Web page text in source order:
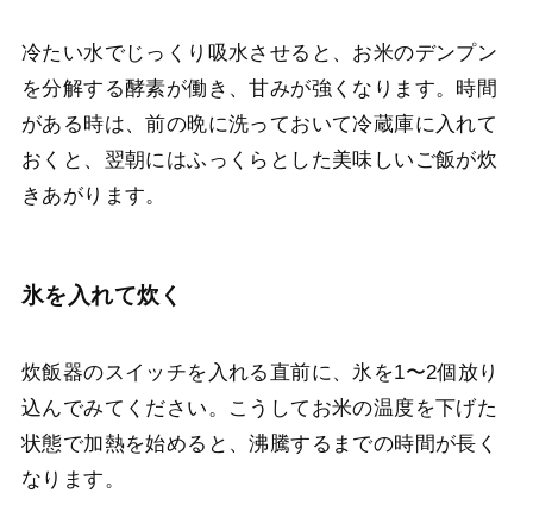
冷たい水でじっくり吸水させると、お米のデンプン
を分解する酵素が働き、甘みが強くなります。時間
がある時は、前の晩に洗っておいて冷蔵庫に入れて
おくと、翌朝にはふっくらとした美味しいご飯が炊
きあがります。
氷を入れて炊く
炊飯器のスイッチを入れる直前に、氷を1〜2個放り
込んでみてください。こうしてお米の温度を下げた
状態で加熱を始めると、沸騰するまでの時間が長く
なります。